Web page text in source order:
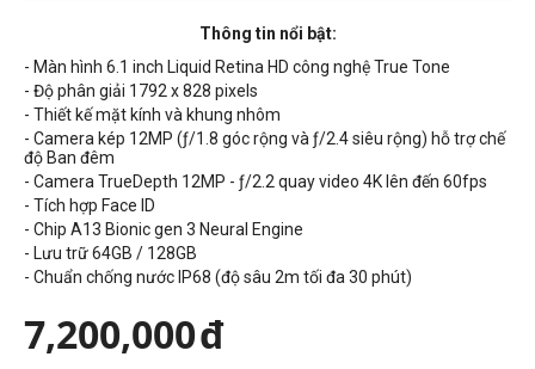
Thông tin nổi bật:
- Màn hình 6.1 inch Liquid Retina HD công nghệ True Tone
- Độ phân giải 1792 x 828 pixels
- Thiết kế mặt kính và khung nhôm
- Camera kép 12MP (ƒ/1.8 góc rộng và ƒ/2.4 siêu rộng) hỗ trợ chế
độ Ban đêm
- Camera TrueDepth 12MP - ƒ/2.2 quay video 4K lên đến 60fps
- Tích hợp Face ID
- Chip A13 Bionic gen 3 Neural Engine
- Lưu trữ 64GB / 128GB
- Chuẩn chống nước IP68 (độ sâu 2m tối đa 30 phút)
7,200,000đ